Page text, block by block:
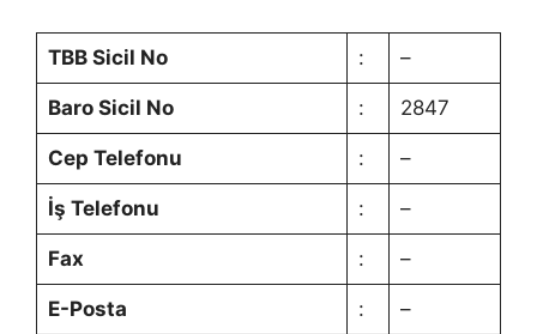
TBB Sicil No : –
Baro Sicil No : 2847
Cep Telefonu : –
İş Telefonu : –
Fax : –
E-Posta : –